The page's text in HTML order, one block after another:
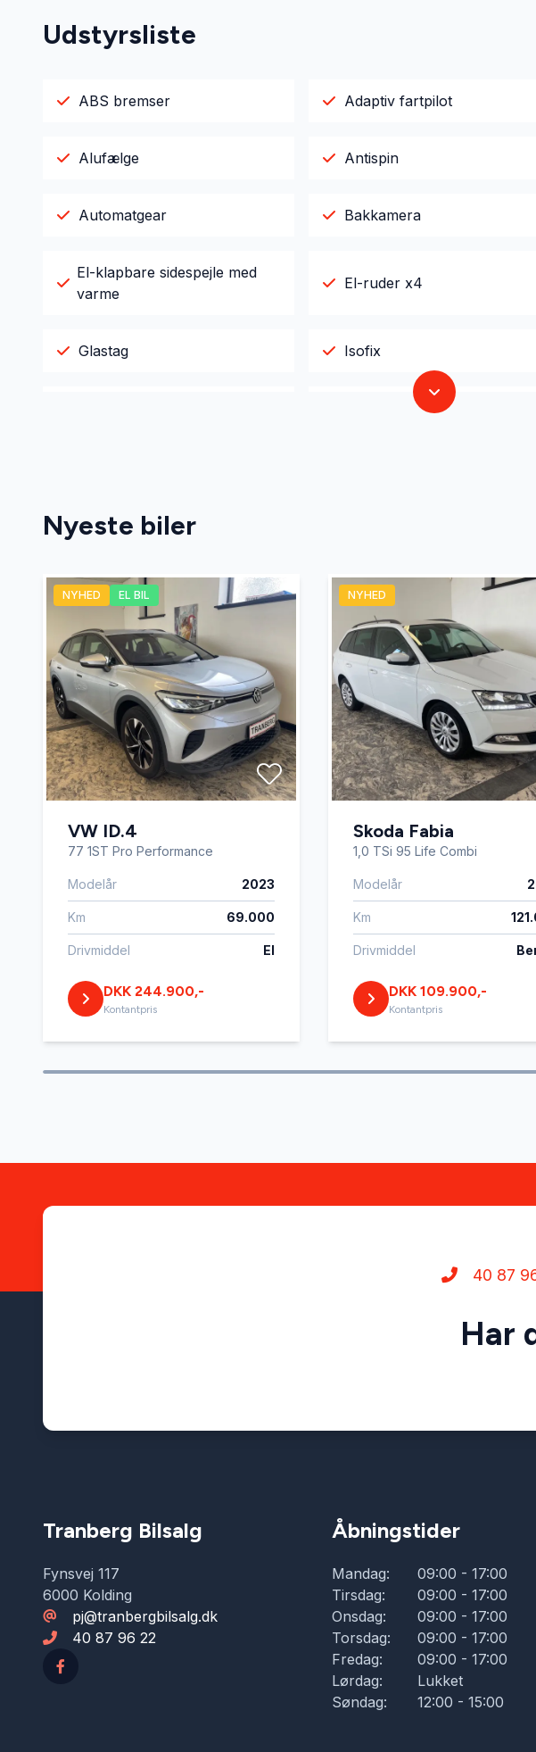
Udstyrsliste
ABS bremser Adaptiv fartpilot
Alufælge Antispin
Automatgear Bakkamera
El-klapbare sidespejle med
varme
El-ruder x4
Glastag Isofix
Musikstreaming via bluetooth
Sædevarme
Tre sæder i bagved Tågelygter
Nyeste biler
NYHED EL BIL
VW ID.4
77 1ST Pro Performance
Modelår 2023
Km 69.000
Drivmiddel El
DKK 244.900,-
Kontantpris
NYHED
Skoda Fabia
1,0 TSi 95 Life Combi
Modelår
Km
Drivmiddel
DKK 109.900,-
Kontantpris
40 87
Har
Tranberg Bilsalg
Fynsvej 117
6000 Kolding
pj@tranbergbilsalg.dk
40 87 96 22
Åbningstider
Mandag:
09:00 - 17:00
Tirsdag:
09:00 - 17:00
Onsdag:
09:00 - 17:00
Torsdag:
09:00 - 17:00
Fredag:
09:00 - 17:00
Lørdag:
Lukket
Søndag:
12:00 - 15:00